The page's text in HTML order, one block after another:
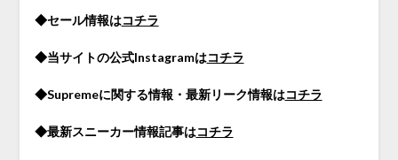
◆セール情報はコチラ
◆当サイトの公式Instagramはコチラ
◆Supremeに関する情報・最新リーク情報はコチラ
◆最新スニーカー情報記事はコチラ